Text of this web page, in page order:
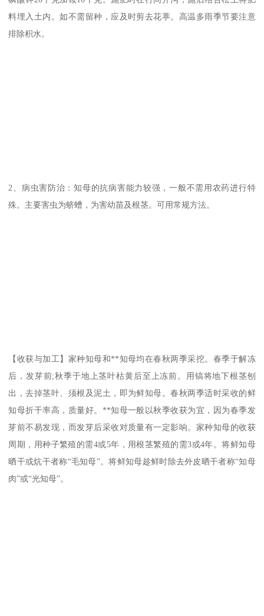
料埋入土内。如不需留种，应及时剪去花葶。高温多雨季节要注意
排除积水。
2、病虫害防治：知母的抗病害能力较强，一般不需用农药进行特
殊。主要害虫为蛴螬，为害幼苗及根茎。可用常规方法。
【收获与加工】家种知母和**知母均在春秋两季采挖。春季于解冻
后，发芽前;秋季于地上茎叶枯黄后至上冻前。用镐将地下根茎刨
出，去掉茎叶、须根及泥土，即为鲜知母。春秋两季适时采收的鲜
知母折干率高，质量好。**知母一般以秋季收获为宜，因为春季发
芽前不易发现，而发芽后采收对质量有一定影响。家种知母的收获
周期，用种子繁殖的需4或5年，用根茎繁殖的需3或4年。将鲜知母
晒干或炕干者称“毛知母”。将鲜知母趁鲜时除去外皮晒干者称“知母
肉”或“光知母”。